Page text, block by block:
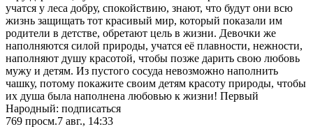
учатся у леса добру, спокойствию, знают, что будут они всю
жизнь защищать тот красивый мир, который показали им
родители в детстве, обретают цель в жизни. Девочки же
наполняются силой природы, учатся её плавности, нежности,
наполняют душу красотой, чтобы позже дарить свою любовь
мужу и детям. Из пустого сосуда невозможно наполнить
чашку, потому покажите своим детям красоту природы, чтобы
их душа была наполнена любовью к жизни! Первый
Народный: подписаться
769 просм.7 авг., 14:33